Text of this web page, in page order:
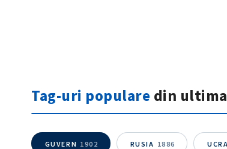
Tag-uri populare din
GUVERN 1902 RUSIA 1886